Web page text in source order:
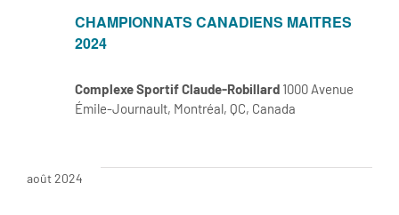
CHAMPIONNATS CANADIENS MAITRES
2024
Complexe Sportif Claude-Robillard 1000 Avenue
Émile-Journault, Montréal, QC, Canada
août 2024